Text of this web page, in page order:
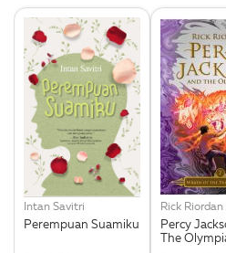
Intan Savitri
Perempuan Suamiku
Rick Riordan
Percy
The